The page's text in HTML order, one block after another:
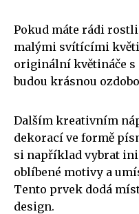
Pokud máte rádi
malými svítícími
originální květináče
budou krásnou
Dalším kreativním
dekorací ve formě
si například vybrat
oblíbené motivy a
Tento prvek dodá
design.